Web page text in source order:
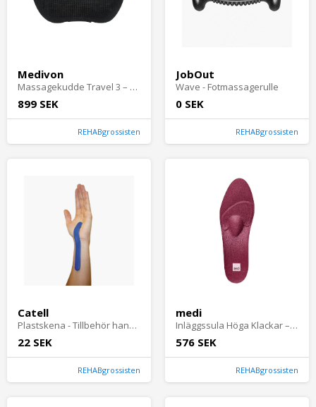
Medivon
Massagekudde Travel 3 – Trådlös Shiatsu
899 SEK
REHABgrossisten
JobOut
Wave - Fotmassagerulle
0 SEK
REHABgrossisten
Catell
Plastskena - Tillbehör handledsbandage
22 SEK
REHABgrossisten
medi
Inläggssula Höga Klackar – medi High Heels Pro
576 SEK
REHABgrossisten